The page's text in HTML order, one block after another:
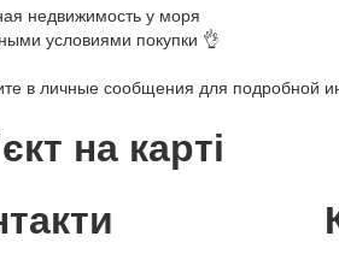
недвижимость у моря
условиями покупки 👌
в личные сообщения для подробной
на карті